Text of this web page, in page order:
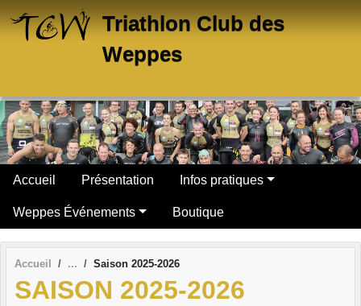
Triathlon Club des
Weppes
Accueil Présentation Infos pratiques
Weppes Événements Boutique
Accueil Saison 2025-2026
SAISON 2025-2026
Panneau de gestion des cookies